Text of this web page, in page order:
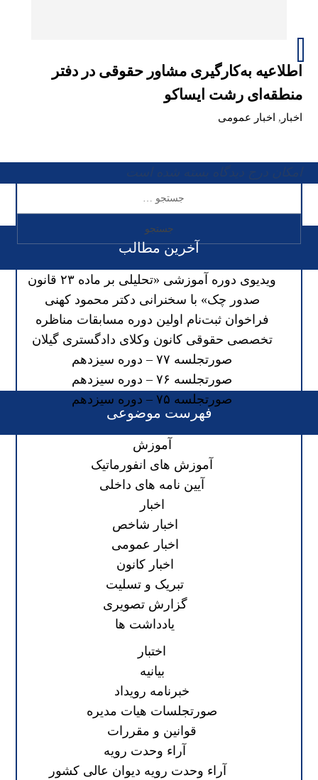
اطلاعیه به‌کارگیری مشاور حقوقی در دفتر
منطقه‌ای رشت ایساکو
اخبار , اخبار عمومی
آخرین مطالب
ویدیوی دوره آموزشی «تحلیلی بر ماده ۲۳ قانون
صدور چک» با سخنرانی دکتر محمود کهنی
فراخوان ثبت‌نام اولین دوره مسابقات مناظره
تخصصی حقوقی کانون وکلای دادگستری گیلان
صورتجلسه ۷۷ – دوره سیزدهم
صورتجلسه ۷۶ – دوره سیزدهم
صورتجلسه ۷۵ – دوره سیزدهم
فهرست موضوعی
آموزش
آموزش های انفورماتیک
آیین نامه های داخلی
اخبار
اخبار شاخص
اخبار عمومی
اخبار کانون
تبریک و تسلیت
گزارش تصویری
یادداشت ها
اختبار
بیانیه
خبرنامه رویداد
صورتجلسات هیات مدیره
قوانین و مقررات
آراء وحدت رویه
آراء وحدت رویه دیوان عالی کشور